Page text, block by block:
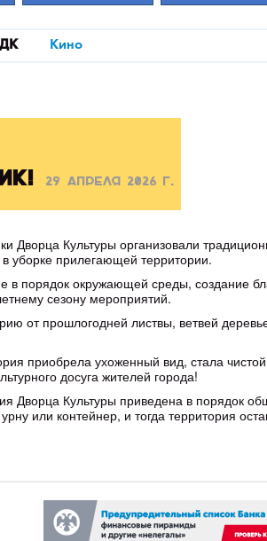
Кино
29 апреля 2026 г.
Дворца Культуры организовали
в уборке прилегающей территории.
порядок окружающей среды, создание
сезону мероприятий.
от прошлогодней листвы, ветвей
приобрела ухоженный вид, стала
досуга жителей города!
Дворца Культуры приведена в порядок
или контейнер, и тогда территория